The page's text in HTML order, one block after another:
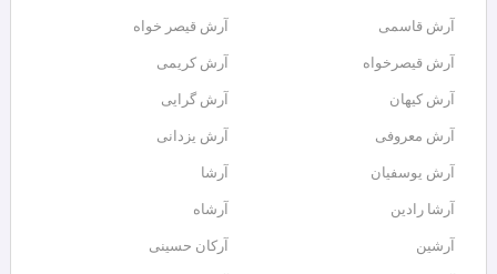
آرش قاسمی آرش قیصر خواه
آرش قیصرخواه آرش کریمی
آرش کیهان آرش گرایی
آرش معروفی آرش یزدانی
آرش یوسفیان آرشا
آرشا رادین آرشاه
آرشین آرکان حسینی